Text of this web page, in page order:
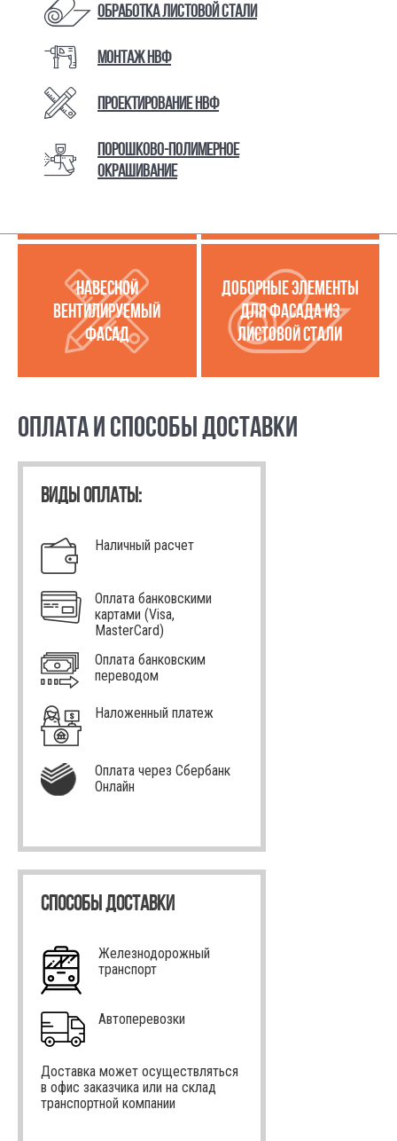
Обработка листовой стали
Монтаж НВФ
Проектирование НВФ
Порошково-полимерное
окрашивание
КАТАЛОГ ТОВАРОВ И УСЛУГ
УСЛУГИ ПО РАБОТЕ С
ЛИСТОВОЙ СТАЛЬЮ
МЕТАЛЛОКАССЕТЫ
НАВЕСНОЙ
ВЕНТИЛИРУЕМЫЙ
ФАСАД
ДОБОРНЫЕ ЭЛЕМЕНТЫ
ДЛЯ ФАСАДА ИЗ
ЛИСТОВОЙ СТАЛИ
ОПЛАТА И СПОСОБЫ ДОСТАВКИ
ВИДЫ ОПЛАТЫ:
Наличный расчет
Оплата банковскими
картами (Visa,
MasterCard)
Оплата банковским
переводом
Наложенный платеж
Оплата через Сбербанк
Онлайн
СПОСОБЫ ДОСТАВКИ
Железнодорожный
транспорт
Автоперевозки
Доставка может осуществляться
в офис заказчика или на склад
транспортной компании